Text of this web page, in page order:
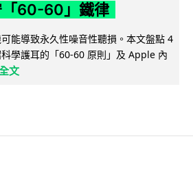
「60-60」鐵律
能導致永久性噪音性聽損。本文盤點 4
學護耳的「60-60 原則」及 Apple 內
文